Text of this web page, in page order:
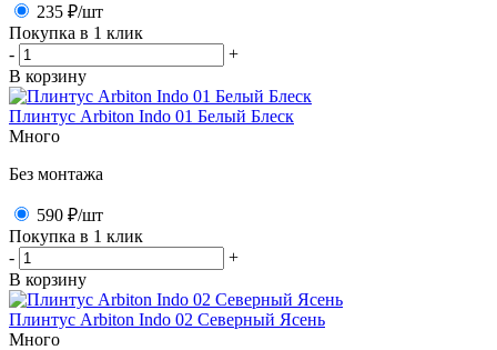
235 ₽/шт
Покупка в 1 клик
-
+
В корзину
Плинтус Arbiton Indo 01 Белый Блеск
Много
Без монтажа
590 ₽/шт
Покупка в 1 клик
-
+
В корзину
Плинтус Arbiton Indo 02 Северный Ясень
Много